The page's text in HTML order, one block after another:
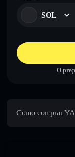
SOL
O
Como comprar